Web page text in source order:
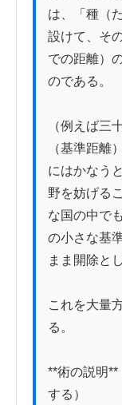
は、「種（
設けて、そ
での距離）
のである。
（例えば三
（基準距離
にはかなう
野を妨げる
な国の中で
の小さな基
まま開除と
これを大量
る。
**術の説明**
する）